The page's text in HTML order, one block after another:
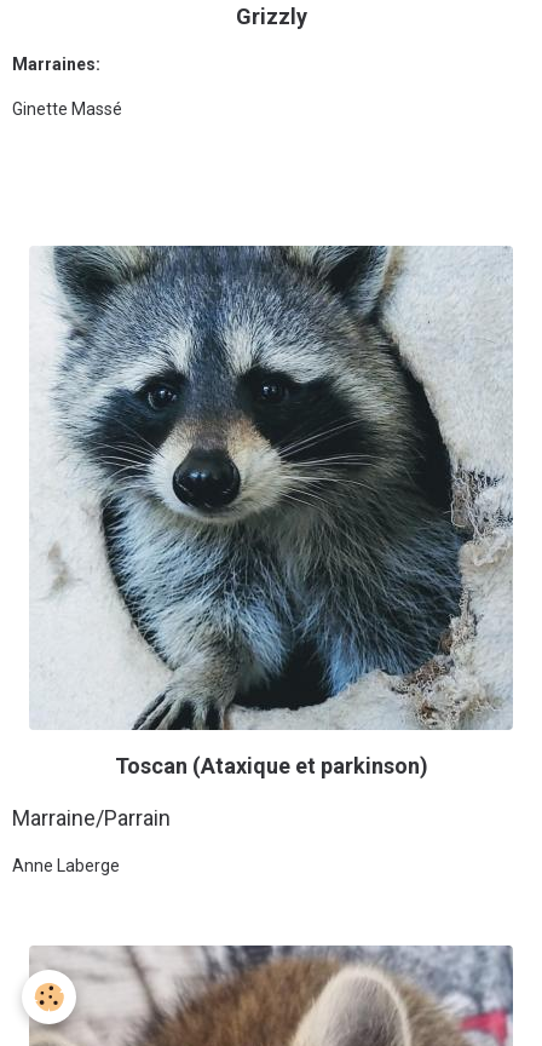
Grizzly
Marraines:
Ginette Massé
Toscan (Ataxique et parkinson)
Marraine/Parrain
Anne Laberge